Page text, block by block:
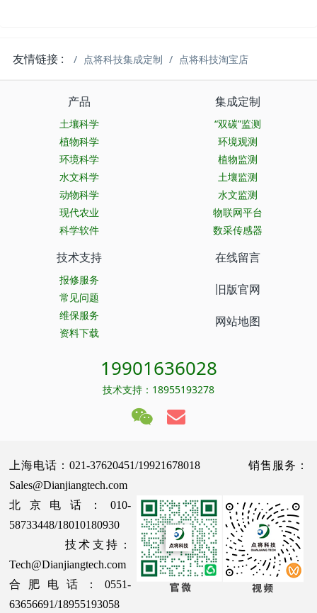
友情链接 : 点将科技集成定制 点将科技淘宝店
产品
土壤科学
植物科学
环境科学
水文科学
动物科学
现代农业
科学软件
集成定制
“双碳”监测
环境观测
植物监测
土壤监测
水文监测
物联网平台
数采传感器
技术支持
报修服务
常见问题
维保服务
资料下载
在线留言
旧版官网
网站地图
19901636028
技术支持：18955193278
上海电话：021-37620451/19921678018 销售服务：
Sales@Dianjiangtech.com
北京电话：010-
58733448/18010180930
技术支持：
Tech@Dianjiangtech.com
合肥电话：0551-
63656691/18955193058